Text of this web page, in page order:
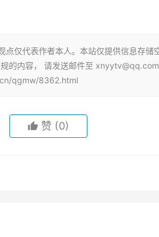
仅代表作者本人。本站仅提供信息存储
的内容， 请发送邮件至
qgmw/8362.html
赞 (0)